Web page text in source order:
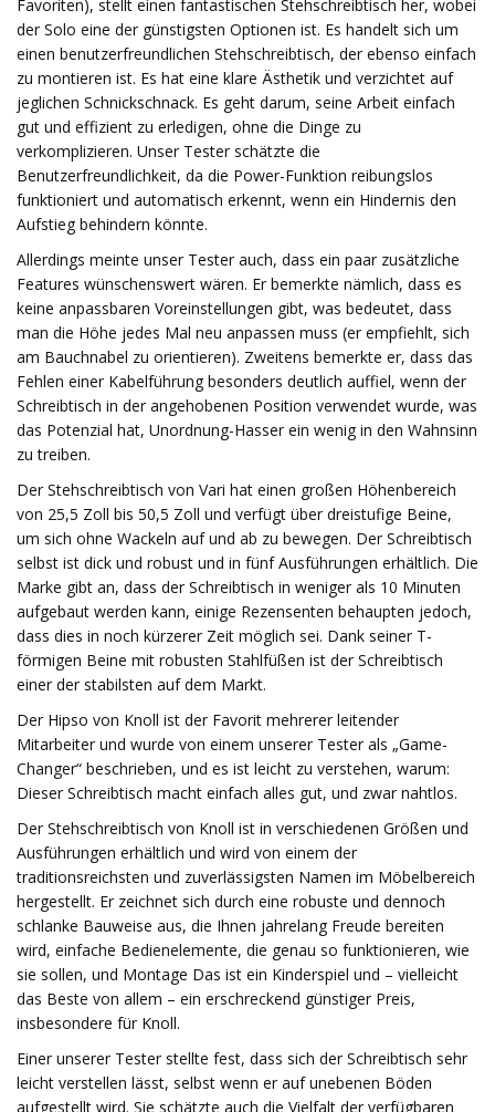
Favoriten), stellt einen fantastischen Stehschreibtisch her, wobei
der Solo eine der günstigsten Optionen ist. Es handelt sich um
einen benutzerfreundlichen Stehschreibtisch, der ebenso einfach
zu montieren ist. Es hat eine klare Ästhetik und verzichtet auf
jeglichen Schnickschnack. Es geht darum, seine Arbeit einfach
gut und effizient zu erledigen, ohne die Dinge zu
verkomplizieren. Unser Tester schätzte die
Benutzerfreundlichkeit, da die Power-Funktion reibungslos
funktioniert und automatisch erkennt, wenn ein Hindernis den
Aufstieg behindern könnte.
Allerdings meinte unser Tester auch, dass ein paar zusätzliche
Features wünschenswert wären. Er bemerkte nämlich, dass es
keine anpassbaren Voreinstellungen gibt, was bedeutet, dass
man die Höhe jedes Mal neu anpassen muss (er empfiehlt, sich
am Bauchnabel zu orientieren). Zweitens bemerkte er, dass das
Fehlen einer Kabelführung besonders deutlich auffiel, wenn der
Schreibtisch in der angehobenen Position verwendet wurde, was
das Potenzial hat, Unordnung-Hasser ein wenig in den Wahnsinn
zu treiben.
Der Stehschreibtisch von Vari hat einen großen Höhenbereich
von 25,5 Zoll bis 50,5 Zoll und verfügt über dreistufige Beine,
um sich ohne Wackeln auf und ab zu bewegen. Der Schreibtisch
selbst ist dick und robust und in fünf Ausführungen erhältlich. Die
Marke gibt an, dass der Schreibtisch in weniger als 10 Minuten
aufgebaut werden kann, einige Rezensenten behaupten jedoch,
dass dies in noch kürzerer Zeit möglich sei. Dank seiner T-
förmigen Beine mit robusten Stahlfüßen ist der Schreibtisch
einer der stabilsten auf dem Markt.
Der Hipso von Knoll ist der Favorit mehrerer leitender
Mitarbeiter und wurde von einem unserer Tester als „Game-
Changer“ beschrieben, und es ist leicht zu verstehen, warum:
Dieser Schreibtisch macht einfach alles gut, und zwar nahtlos.
Der Stehschreibtisch von Knoll ist in verschiedenen Größen und
Ausführungen erhältlich und wird von einem der
traditionsreichsten und zuverlässigsten Namen im Möbelbereich
hergestellt. Er zeichnet sich durch eine robuste und dennoch
schlanke Bauweise aus, die Ihnen jahrelang Freude bereiten
wird, einfache Bedienelemente, die genau so funktionieren, wie
sie sollen, und Montage Das ist ein Kinderspiel und – vielleicht
das Beste von allem – ein erschreckend günstiger Preis,
insbesondere für Knoll.
Einer unserer Tester stellte fest, dass sich der Schreibtisch sehr
leicht verstellen lässt, selbst wenn er auf unebenen Böden
aufgestellt wird. Sie schätzte auch die Vielfalt der verfügbaren